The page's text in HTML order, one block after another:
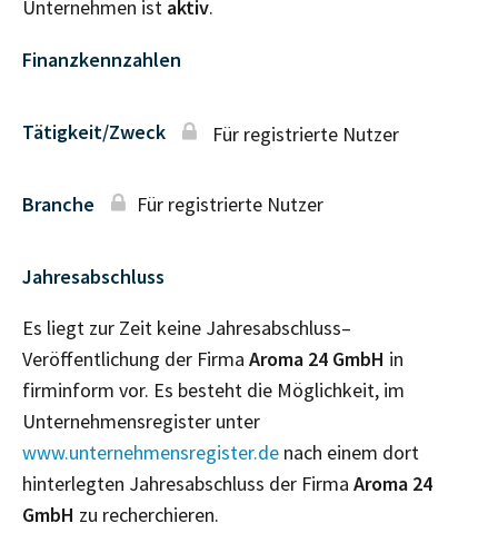
Unternehmen ist aktiv.
Finanzkennzahlen
Tätigkeit/Zweck Für registrierte Nutzer
Branche Für registrierte Nutzer
Jahresabschluss
Es liegt zur Zeit keine Jahresabschluss–
Veröffentlichung der Firma Aroma 24 GmbH in
firminform vor. Es besteht die Möglichkeit, im
Unternehmensregister unter
www.unternehmensregister.de nach einem dort
hinterlegten Jahresabschluss der Firma Aroma 24
GmbH zu recherchieren.